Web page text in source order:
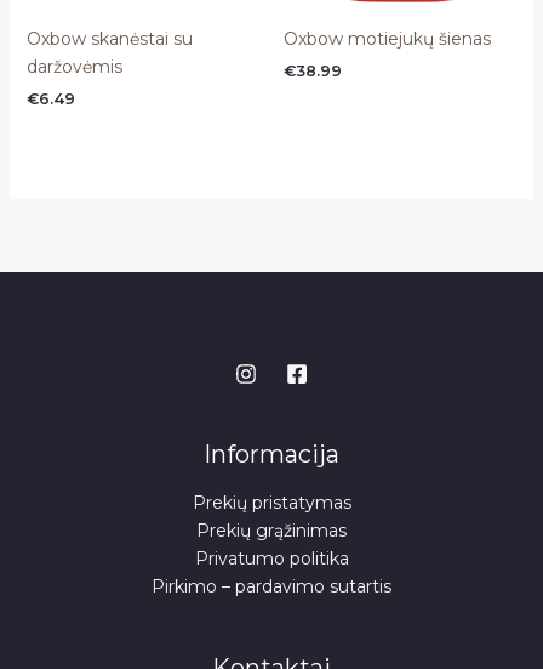
Oxbow skanėstai su
daržovėmis
€6.49
Oxbow motiejukų šienas
€38.99
Informacija
Prekių pristatymas
Prekių grąžinimas
Privatumo politika
Pirkimo – pardavimo sutartis